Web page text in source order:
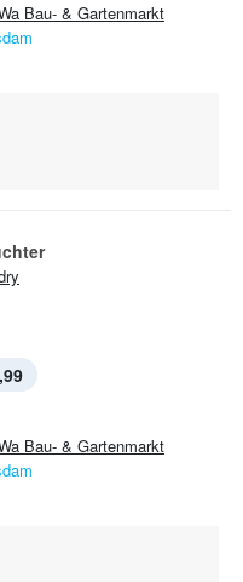
Bau- & Gartenmarkt
Bau- & Gartenmarkt